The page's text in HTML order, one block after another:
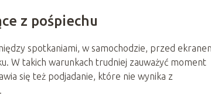
z pośpiechu
spotkaniami, w samochodzie, przed
W takich warunkach trudniej zauważyć moment
się też podjadanie, które nie wynika z